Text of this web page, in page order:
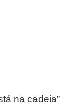
na cadeia”